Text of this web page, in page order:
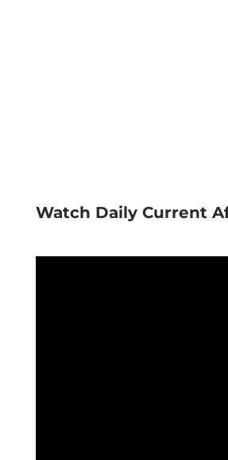
Watch Daily Current